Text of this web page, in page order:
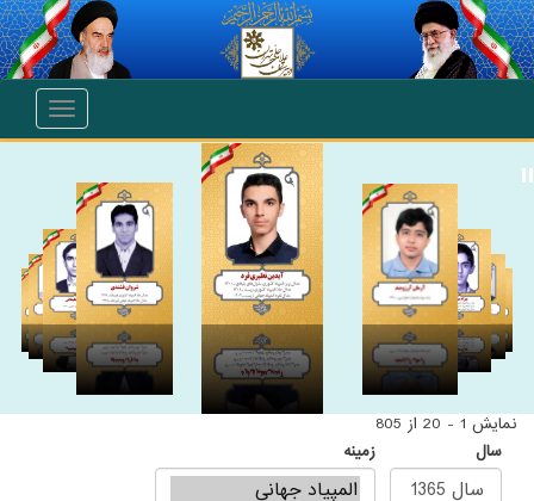
انتقال به محتوای اصلی
Toggle
نمایش 1 - 20 از 805
سال
زمینه